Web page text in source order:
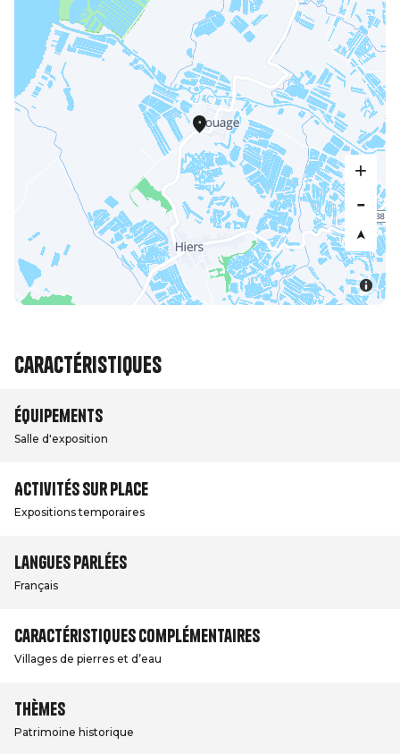
Caractéristiques
Équipements
Salle d'exposition
Activités sur place
Expositions temporaires
Langues parlées
Français
Caractéristiques complémentaires
Villages de pierres et d’eau
Thèmes
Patrimoine historique